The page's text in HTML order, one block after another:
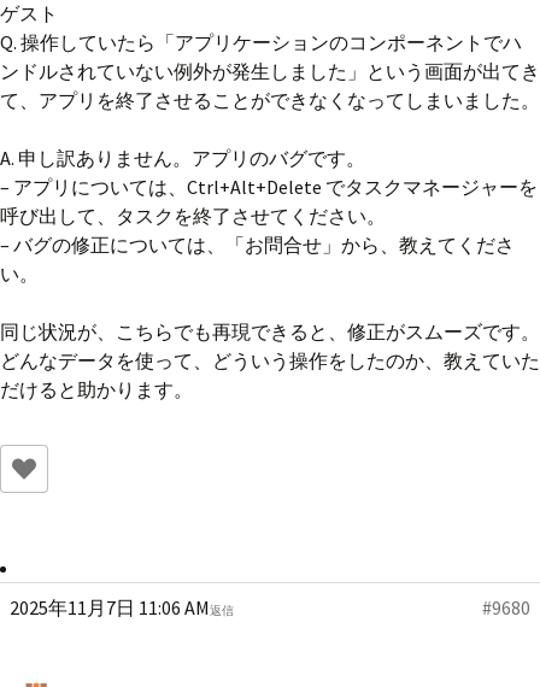
ゲスト
Q. 操作していたら「アプリケーションのコンポーネントでハ
ンドルされていない例外が発生しました」という画面が出てき
て、アプリを終了させることができなくなってしまいました。
A. 申し訳ありません。アプリのバグです。
– アプリについては、Ctrl+Alt+Delete でタスクマネージャーを
呼び出して、タスクを終了させてください。
– バグの修正については、「お問合せ」から、教えてくださ
い。
同じ状況が、こちらでも再現できると、修正がスムーズです。
どんなデータを使って、どういう操作をしたのか、教えていた
だけると助かります。
2025年11月7日 11:06 AM #9680
返信